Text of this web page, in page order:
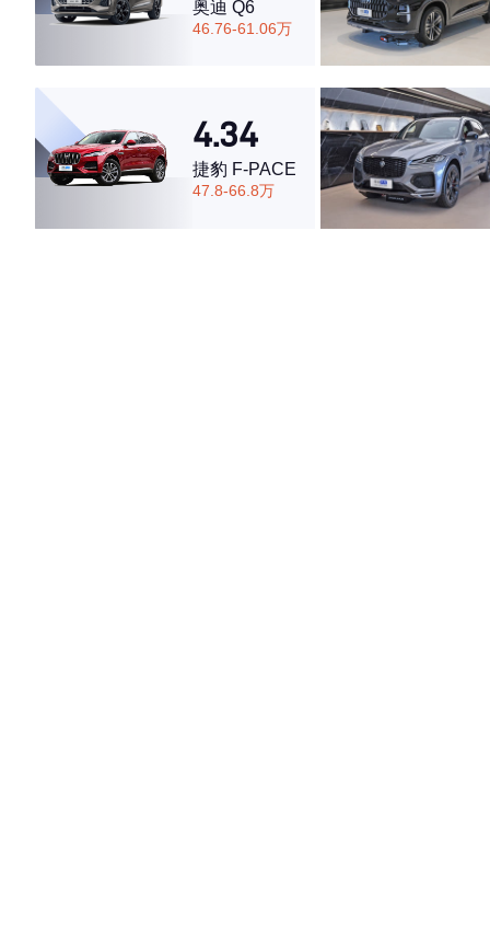
奥迪 Q6
46.76-61.06万
4.34
捷豹 F-PACE
47.8-66.8万